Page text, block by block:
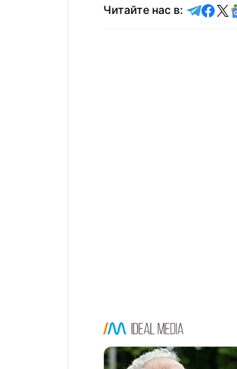
Читайте нас в: